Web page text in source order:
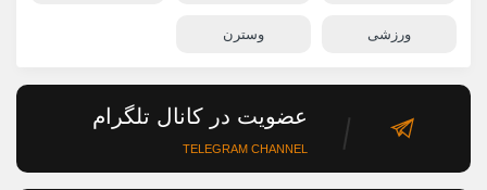
ورزشی وسترن
عضویت در کانال تلگرام
TELEGRAM CHANNEL